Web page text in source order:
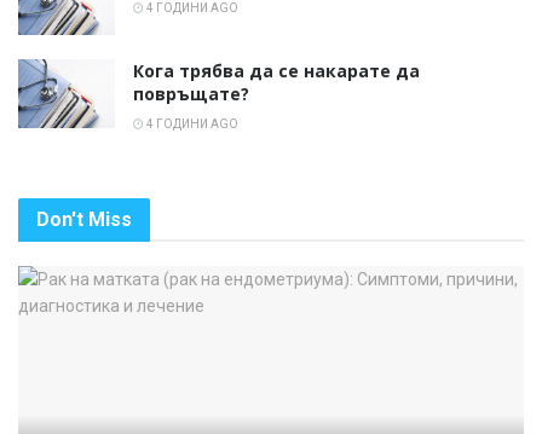
4 ГОДИНИ AGO
Кога трябва да се накарате да
повръщате?
4 ГОДИНИ AGO
Don't Miss